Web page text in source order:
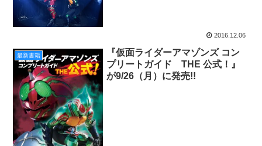
2016.12.06
最新書籍
『仮面ライダーアマゾンズ コン
プリートガイド THE 公式！』
が9/26（月）に発売!!